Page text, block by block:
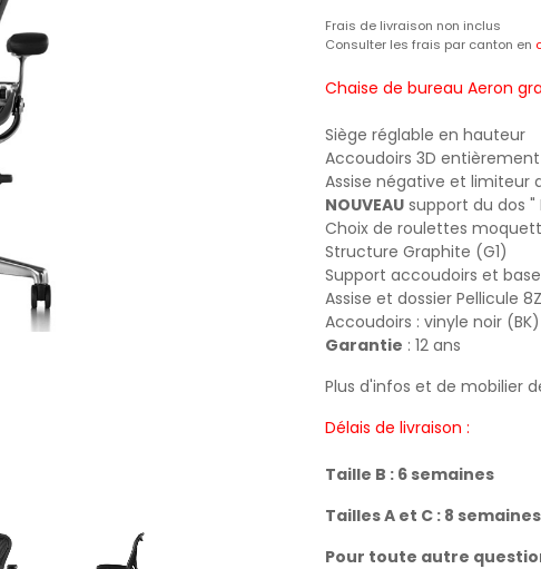
Frais de livraison non inclus
Consulter les frais par canton en
Chaise de bureau Aeron
Siège réglable en hauteur
Accoudoirs 3D
Assise négative et limiteur
NOUVEAU support du dos "
Choix de roulettes
Structure Graphite (G1)
Support accoudoirs et
Assise et dossier Pellicule
Accoudoirs : vinyle noir (BK)
Garantie : 12 ans
Plus d'infos et de mobilier
Délais de livraison :
Taille B : 6 semaines
Tailles A et C : 8 semaines
Pour toute autre